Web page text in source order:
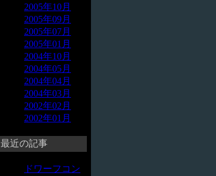
2005年10月
2005年09月
2005年07月
2005年01月
2004年10月
2004年05月
2004年04月
2004年03月
2002年02月
2002年01月
最近の記事
ドワーフコン